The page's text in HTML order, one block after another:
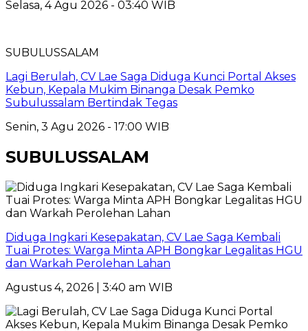
Selasa, 4 Agu 2026 - 03:40 WIB
SUBULUSSALAM
Lagi Berulah, CV Lae Saga Diduga Kunci Portal Akses
Kebun, Kepala Mukim Binanga Desak Pemko
Subulussalam Bertindak Tegas
Senin, 3 Agu 2026 - 17:00 WIB
SUBULUSSALAM
Diduga Ingkari Kesepakatan, CV Lae Saga Kembali
Tuai Protes: Warga Minta APH Bongkar Legalitas HGU
dan Warkah Perolehan Lahan
Agustus 4, 2026 | 3:40 am WIB